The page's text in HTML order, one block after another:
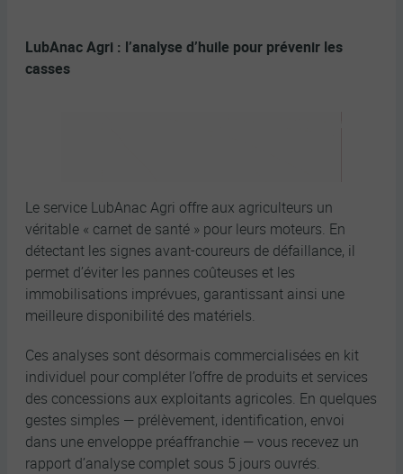
LubAnac Agri : l’analyse d’huile pour prévenir les
casses
Le service LubAnac Agri offre aux agriculteurs un
véritable « carnet de santé » pour leurs moteurs. En
détectant les signes avant-coureurs de défaillance, il
permet d’éviter les pannes coûteuses et les
immobilisations imprévues, garantissant ainsi une
meilleure disponibilité des matériels.
Ces analyses sont désormais commercialisées en kit
individuel pour compléter l’offre de produits et services
des concessions aux exploitants agricoles. En quelques
gestes simples — prélèvement, identification, envoi
dans une enveloppe préaffranchie — vous recevez un
rapport d’analyse complet sous 5 jours ouvrés.